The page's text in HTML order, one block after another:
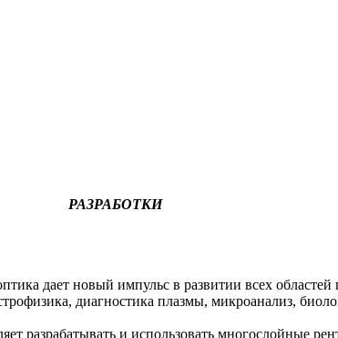
РАЗРАБОТКИ
дает новый импульс в развитии всех областей
диагностика плазмы, микроанализ,
разрабатывать и использовать многослойные